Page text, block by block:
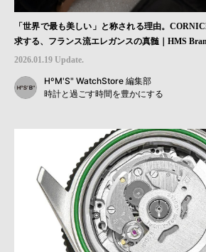
「世界で最も美しい」と称される理由。
求する、フランス流エレガンスの真髄｜HMS
2026.01.19 Update.
HºM'S" WatchStore 編集部
時計と過ごす時間を豊かにする